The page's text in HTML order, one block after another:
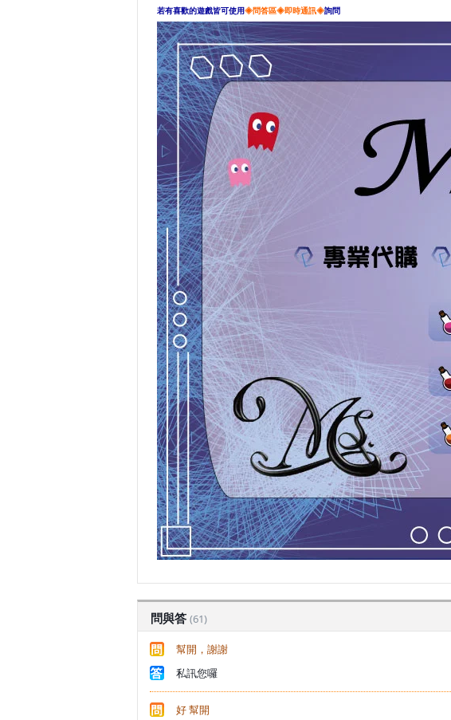
若有喜歡的遊戲皆可使用◈問答區◈即時通訊◈詢問
問與答 (61)
幫開，謝謝
私訊您囉
好 幫開